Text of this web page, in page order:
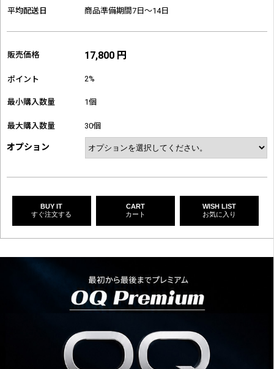
平均配送日 商品準備期間7日～14日
販売価格 17,800 円
ポイント 2%
最小購入数量 1個
最大購入数量 30個
オプション
BUY IT
すぐ注文する
CART
カート
WISH LIST
お気に入り